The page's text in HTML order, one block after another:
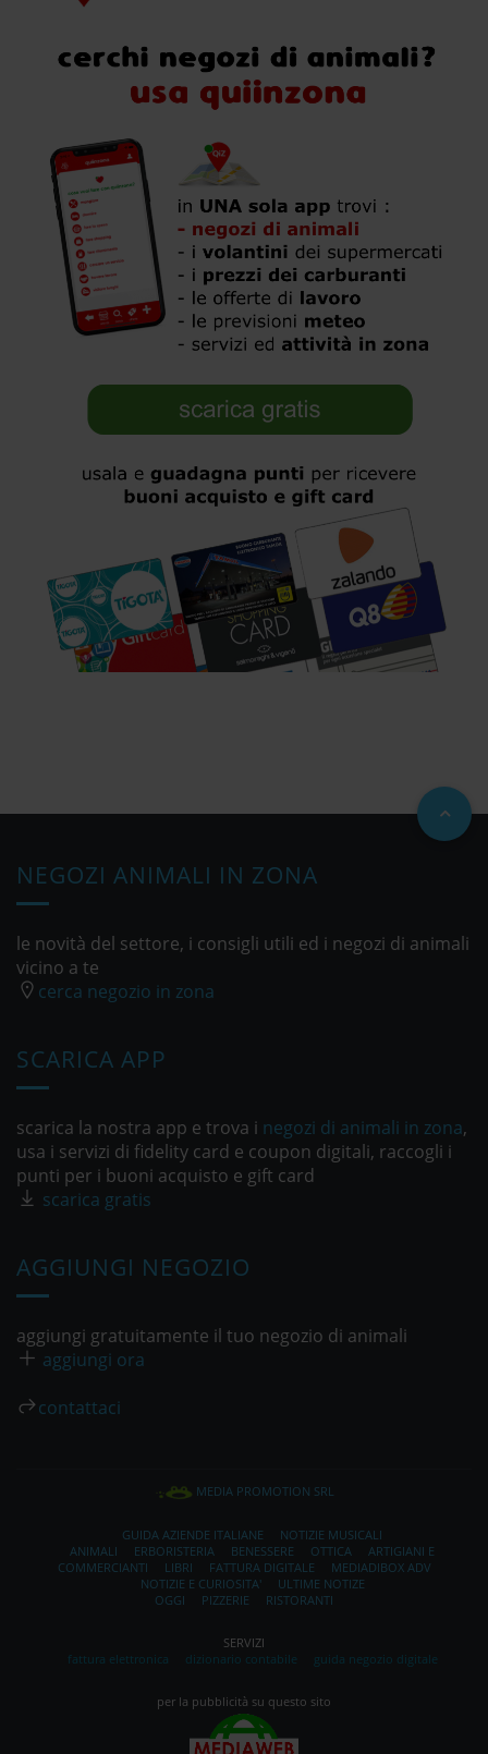
NEGOZI ANIMALI IN ZONA
le novità del settore, i consigli utili ed i negozi di animali
vicino a te
cerca negozio in zona
SCARICA APP
scarica la nostra app e trova i negozi di animali in zona,
usa i servizi di fidelity card e coupon digitali, raccogli i
punti per i buoni acquisto e gift card
scarica gratis
AGGIUNGI NEGOZIO
aggiungi gratuitamente il tuo negozio di animali
aggiungi ora
contattaci
MEDIA PROMOTION SRL
GUIDA AZIENDE ITALIANE
NOTIZIE MUSICALI
ANIMALI
ERBORISTERIA BENESSERE OTTICA
ARTIGIANI E
COMMERCIANTI
LIBRI FATTURA DIGITALE
MEDIADIBOX ADV
NOTIZIE E CURIOSITA'
ULTIME NOTIZE
OGGI
PIZZERIE RISTORANTI
SERVIZI
fattura elettronica
dizionario contabile guida negozio digitale
per la pubblicità su questo sito